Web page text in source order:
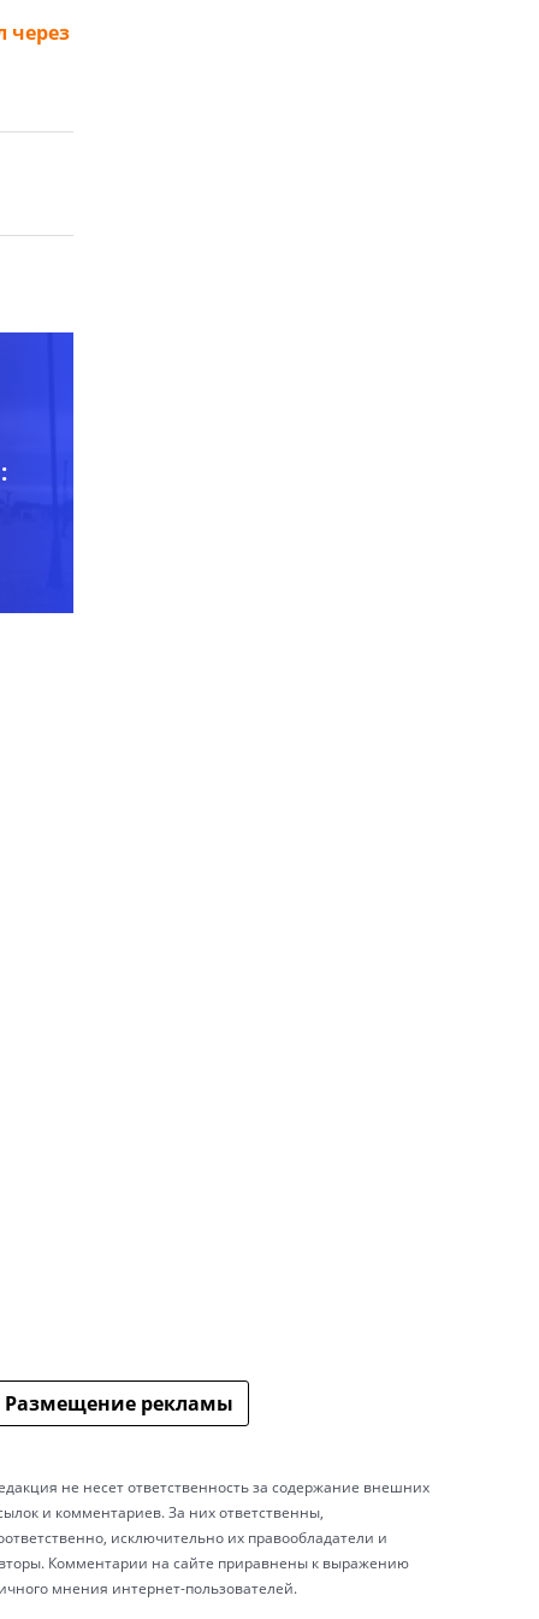
через
Размещение рекламы
не несет ответственность за содержание внешних
и комментариев. За них ответственны,
исключительно их правообладатели и
Комментарии на сайте приравнены к выражению
мнения интернет-пользователей.